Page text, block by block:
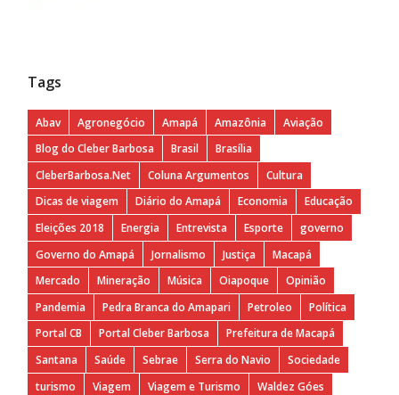
Tags
Abav Agronegócio Amapá Amazônia
Aviação
Blog do Cleber Barbosa
Brasil
Brasília
CleberBarbosa.Net
Coluna Argumentos
Cultura
Dicas de viagem
Diário do Amapá Economia
Educação
Eleições 2018
Energia Entrevista Esporte
governo
Governo do Amapá
Jornalismo Justiça
Macapá
Mercado
Mineração Música Oiapoque
Opinião
Pandemia
Pedra Branca do Amapari Petroleo
Política
Portal CB
Portal Cleber Barbosa
Prefeitura de Macapá
Santana
Saúde Sebrae Serra do Navio
Sociedade
turismo
Viagem Viagem e Turismo Waldez Góes